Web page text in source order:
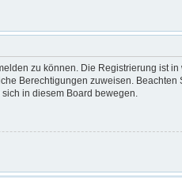
zu können. Die Registrierung ist
Berechtigungen zuweisen.
in diesem Board bewegen.